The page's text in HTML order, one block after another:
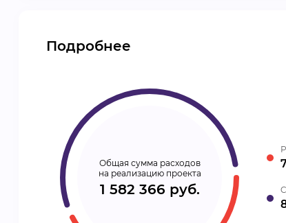
Подробнее
Общая сумма расходов
на реализацию проекта
1 582 366 руб.